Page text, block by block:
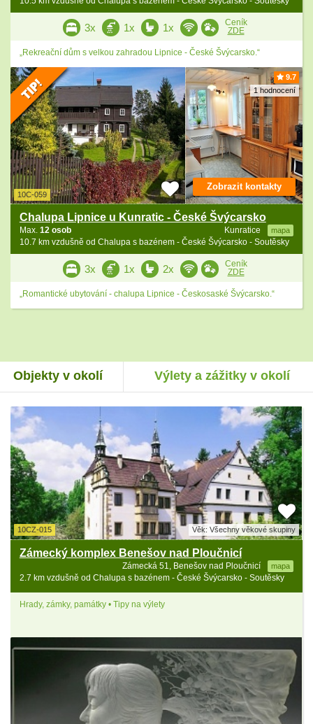
3x 1x 1x
Ceník
ZDE
„Rekreační dům s velkou zahradou Lipnice - České Švýcarsko.“
9.7
1 hodnocení
10C-059
Chalupa Lipnice u Kunratic - České Švýcarsko
Kunratice mapa
Max. 12 osob
10.7 km vzdušně od Chalupa s bazénem - České Švýcarsko - Soutěsky
Zobrazit kontakty
3x 1x 2x
Ceník
ZDE
„Romantické ubytování - chalupa Lipnice - Českosaské Švýcarsko.“
Objekty v okolí Výlety a zážitky v okolí
10CZ-015 Věk: Všechny věkové skupiny
Zámecký komplex Benešov nad Ploučnicí
Zámecká 51, Benešov nad Ploučnicí mapa
2.7 km vzdušně od Chalupa s bazénem - České Švýcarsko - Soutěsky
Hrady, zámky, památky • Tipy na výlety